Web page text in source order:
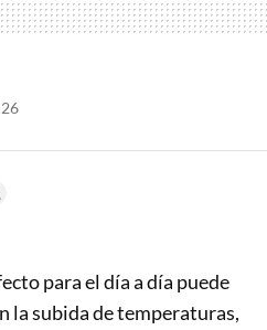
para el día a día puede
la subida de temperaturas,